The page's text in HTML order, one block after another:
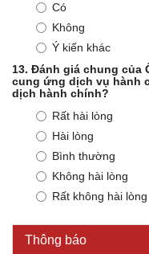
Có
Không
Ý kiến khác
13. Đánh giá chung của
cung ứng dịch vụ hành
dịch hành chính?
Rất hài lòng
Hài lòng
Bình thường
Không hài lòng
Rất không hài lòng
Thông báo
Kế hoạch Kiểm tra,
chức tỉnh Đắk Lắk
KL/TW ngày 08/01/